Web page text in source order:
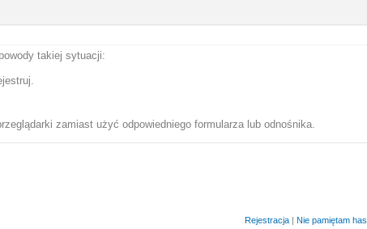
takiej sytuacji:
zamiast użyć odpowiedniego formularza lub odnośnika.
Rejestracja| Nie pamiętam